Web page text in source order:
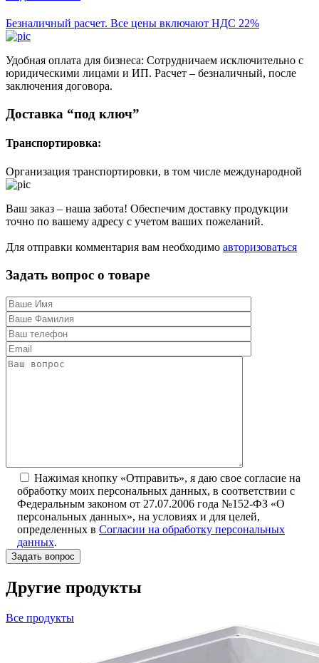
Безналичный расчет. Все цены включают НДС 22%
Удобная оплата для бизнеса: Сотрудничаем исключительно с
юридическими лицами и ИП. Расчет – безналичный, после
заключения договора.
Доставка “под ключ”
Транспортировка:
Организация транспортировки, в том числе международной
Ваш заказ – наша забота! Обеспечим доставку продукции
точно по вашему адресу с учетом ваших пожеланий.
Для отправки комментария вам необходимо авторизоваться
Задать вопрос о товаре
Нажимая кнопку «Отправить», я даю свое согласие на
обработку моих персональных данных, в соответствии с
Федеральным законом от 27.07.2006 года №152-ФЗ «О
персональных данных», на условиях и для целей,
определенных в Согласии на обработку персональных
данных.
Другие продукты
Все продукты